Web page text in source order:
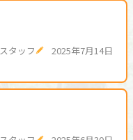
スタッフ 2025年7月14日